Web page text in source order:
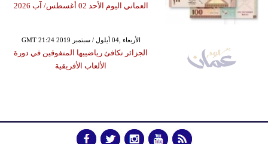
العماني اليوم الأحد 02 أغسطس/ آب 2026
GMT 21:24 2019 الأربعاء ,04 أيلول / سبتمبر
الجزائر تكافئ رياضييها المتفوقين في دورة
الألعاب الأفريقية